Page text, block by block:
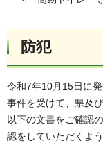
防犯
令和7年10月15日に
事件を受けて、県及
以下の文書をご確認
認をしていただくよ